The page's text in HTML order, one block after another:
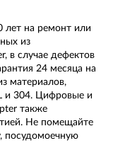
лет на ремонт или
из
в случае дефектов
24 месяца на
материалов,
и 304. Цифровые и
также
Не помещайте
посудомоечную